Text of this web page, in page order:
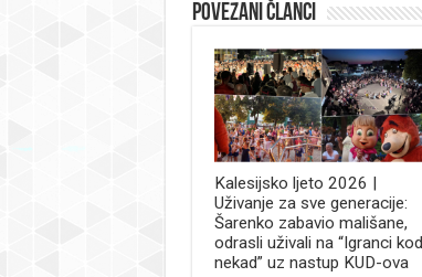
Povezani članci
Kalesijsko ljeto 2026 |
Uživanje za sve generacije:
Šarenko zabavio mališane,
odrasli uživali na “Igranci kod
nekad” uz nastup KUD-ova